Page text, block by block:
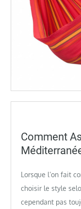
on
Comment
Lorsque l’on fait
choisir le style
cependant pas